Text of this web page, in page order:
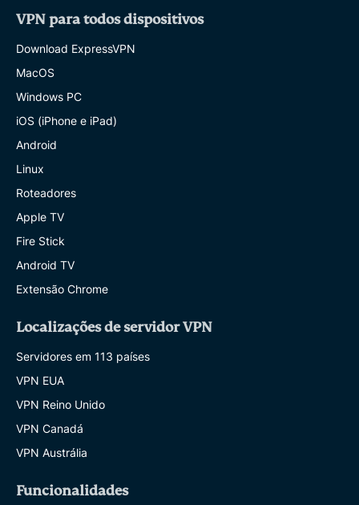
VPN para todos dispositivos
Download ExpressVPN
MacOS
Windows PC
iOS (iPhone e iPad)
Android
Linux
Roteadores
Apple TV
Fire Stick
Android TV
Extensão Chrome
Localizações de servidor VPN
Servidores em 113 países
VPN EUA
VPN Reino Unido
VPN Canadá
VPN Austrália
Funcionalidades